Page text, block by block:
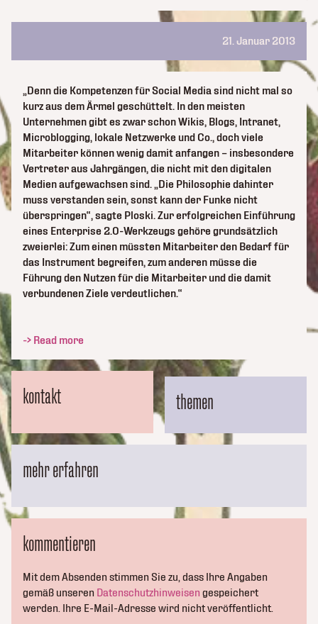
21. Januar 2013
kontakt
„Denn die Kompetenzen für Social Media sind nicht mal so
kurz aus dem Ärmel geschüttelt. In den meisten
Unternehmen gibt es zwar schon Wikis, Blogs, Intranet,
Microblogging, lokale Netzwerke und Co., doch viele
Mitarbeiter können wenig damit anfangen – insbesondere
Vertreter aus Jahrgängen, die nicht mit den digitalen
Medien aufgewachsen sind. „Die Philosophie dahinter
muss verstanden sein, sonst kann der Funke nicht
überspringen“, sagte Ploski. Zur erfolgreichen Einführung
eines Enterprise 2.0-Werkzeugs gehöre grundsätzlich
zweierlei: Zum einen müssten Mitarbeiter den Bedarf für
das Instrument begreifen, zum anderen müsse die
Führung den Nutzen für die Mitarbeiter und die damit
verbundenen Ziele verdeutlichen.“
-> Read more
themen
mehr erfahren
kommentieren
Mit dem Absenden stimmen Sie zu, dass Ihre Angaben
gemäß unseren Datenschutzhinweisen gespeichert
werden. Ihre E-Mail-Adresse wird nicht veröffentlicht.